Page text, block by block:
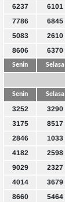
6237 6101
7786
6845
5083
2610
8606
6370
Senin Selasa
Senin Selasa
3252 3290
3175
8517
2846
1033
4182
2598
9029
2327
4014
3679
8660
5464